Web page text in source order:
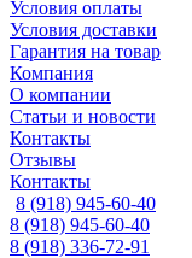
Условия оплаты
Условия доставки
Гарантия на товар
Компания
О компании
Статьи и новости
Контакты
Отзывы
Контакты
8 (918) 945-60-40
8 (918) 945-60-40
8 (918) 336-72-91